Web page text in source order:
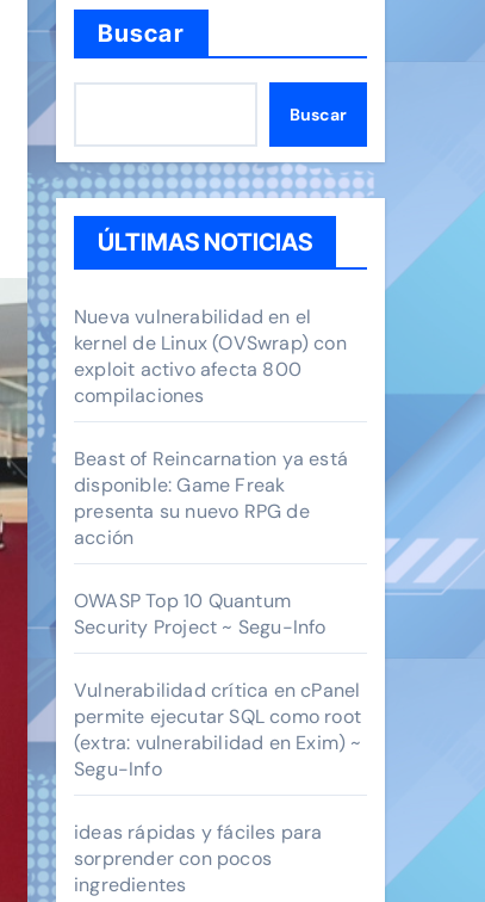
Buscar
Buscar
ÚLTIMAS NOTICIAS
Nueva vulnerabilidad en el
kernel de Linux (OVSwrap) con
exploit activo afecta 800
compilaciones
Beast of Reincarnation ya está
disponible: Game Freak
presenta su nuevo RPG de
acción
OWASP Top 10 Quantum
Security Project ~ Segu-Info
Vulnerabilidad crítica en cPanel
permite ejecutar SQL como root
(extra: vulnerabilidad en Exim) ~
Segu-Info
ideas rápidas y fáciles para
sorprender con pocos
ingredientes